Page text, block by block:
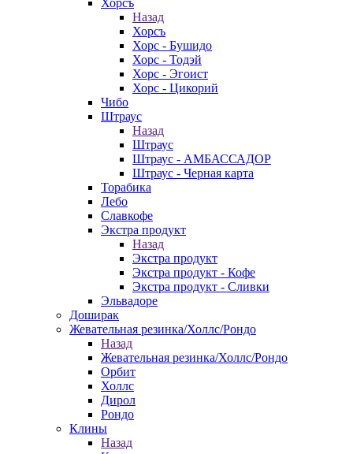
Хорсъ
Назад
Хорсъ
Хорс - Бушидо
Хорс - Тодэй
Хорс - Эгоист
Хорс - Цикорий
Чибо
Штраус
Назад
Штраус
Штраус - АМБАССАДОР
Штраус - Черная карта
Торабика
Лебо
Славкофе
Экстра продукт
Назад
Экстра продукт
Экстра продукт - Кофе
Экстра продукт - Сливки
Эльвадоре
Доширак
Жевательная резинка/Холлс/Рондо
Назад
Жевательная резинка/Холлс/Рондо
Орбит
Холлс
Дирол
Рондо
Клины
Назад